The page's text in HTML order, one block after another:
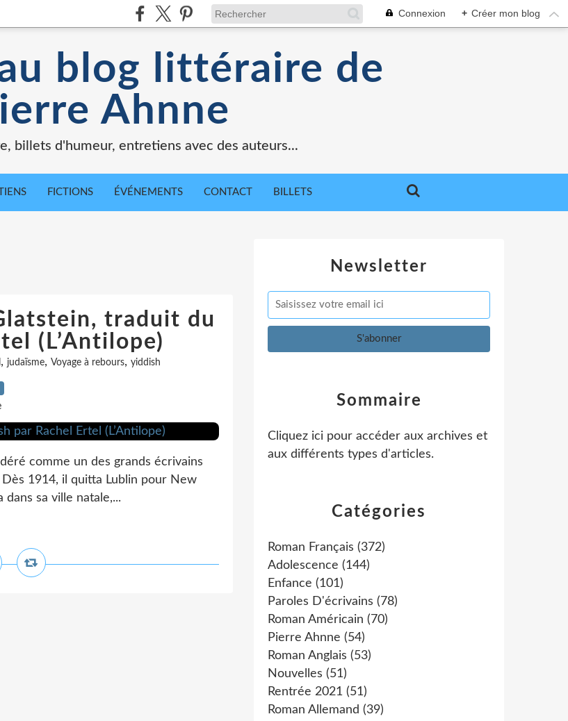
Connexion + Créer mon blog
blog littéraire de
Ahnne
billets d'humeur, entretiens avec des auteurs...
FICTIONS ÉVÉNEMENTS CONTACT BILLETS
traduit du
(L’Antilope)
, judaïsme, Voyage à rebours, yiddish
comme un des grands écrivains
1914, il quitta Lublin pour New
sa ville natale,...
Newsletter
Catégories
Roman Français (372)
Adolescence (144)
Enfance (101)
Paroles D'écrivains (78)
Roman Américain (70)
Pierre Ahnne (54)
Roman Anglais (53)
Nouvelles (51)
Rentrée 2021 (51)
Roman Allemand (39)
Sommaire
Cliquez ici pour accéder aux archives et
aux différents types d'articles.